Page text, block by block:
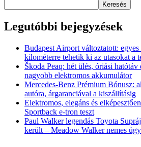
Keresés
Legutóbbi bejegyzések
Budapest Airport változtatott: egyes
kilométerre tehetik ki az utasokat a
Škoda Peaq: hét ülés, óriási
nagyobb elektromos akkumulátor
Mercedes-Benz Prémium Bónusz:
autóra, árgaranciával a kiszállításig
Elektromos, elegáns és
Sportback e-tron teszt
Paul Walker legendás Toyota
került – Meadow Walker nemes